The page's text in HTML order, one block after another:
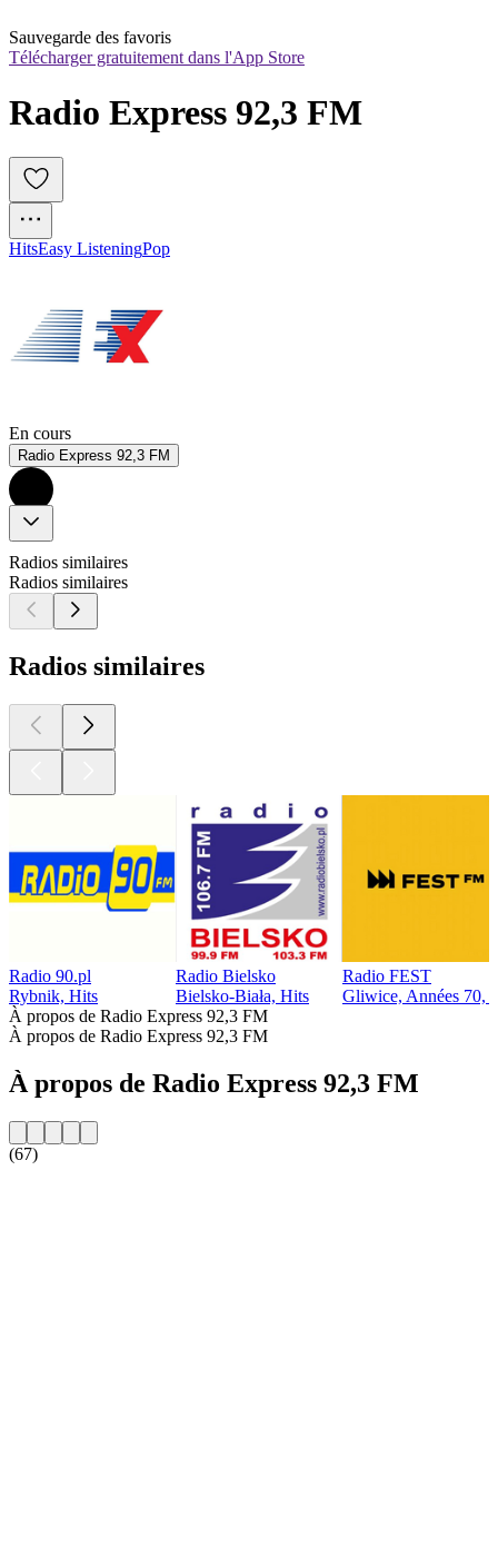
Sauvegarde des favoris
Télécharger gratuitement dans l'App Store
Radio Express 92,3 FM
HitsEasy ListeningPop
En cours
Radio Express 92,3 FM
Radios similaires
Radios similaires
Radios similaires
Radio 90.pl
Rybnik, Hits
Radio Bielsko
Bielsko-Biała, Hits
Radio FEST
Gliwice, Années 70,
À propos de Radio Express 92,3 FM
À propos de Radio Express 92,3 FM
À propos de Radio Express 92,3 FM
(67)